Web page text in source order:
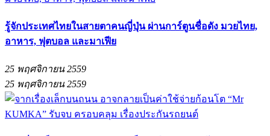
รู้จักประเทศไทยในสายตาคนญี่ปุ่น ผ่านการ์ตูนชื่อดัง มวยไทย,
อาหาร, ฟุตบอล และมาเฟีย
25 พฤศจิกายน 2559
25 พฤศจิกายน 2559